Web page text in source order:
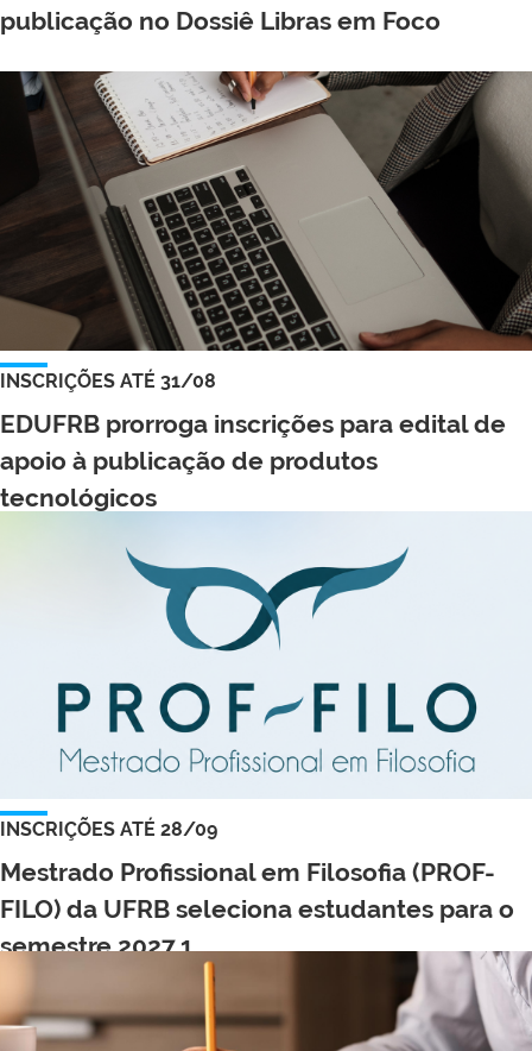
publicação no Dossiê Libras em Foco
INSCRIÇÕES ATÉ 31/08
EDUFRB prorroga inscrições para edital de
apoio à publicação de produtos
tecnológicos
INSCRIÇÕES ATÉ 28/09
Mestrado Profissional em Filosofia (PROF-
FILO) da UFRB seleciona estudantes para o
semestre 2027.1